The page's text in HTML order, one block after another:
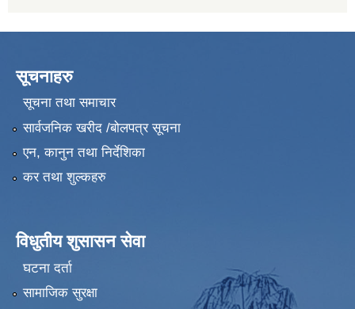
सूचनाहरु
सूचना तथा समाचार
सार्वजनिक खरीद /बोलपत्र सूचना
एन, कानुन तथा निर्देशिका
कर तथा शुल्कहरु
विधुतीय शुसासन सेवा
घटना दर्ता
सामाजिक सुरक्षा